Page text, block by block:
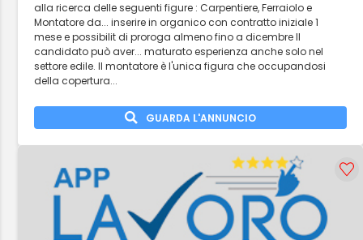
alla ricerca delle seguenti figure : Carpentiere, Ferraiolo e
Montatore da... inserire in organico con contratto iniziale 1
mese e possibilit di proroga almeno fino a dicembre Il
candidato può aver... maturato esperienza anche solo nel
settore edile. Il montatore è l'unica figura che occupandosi
della copertura...
GUARDA L'ANNUNCIO